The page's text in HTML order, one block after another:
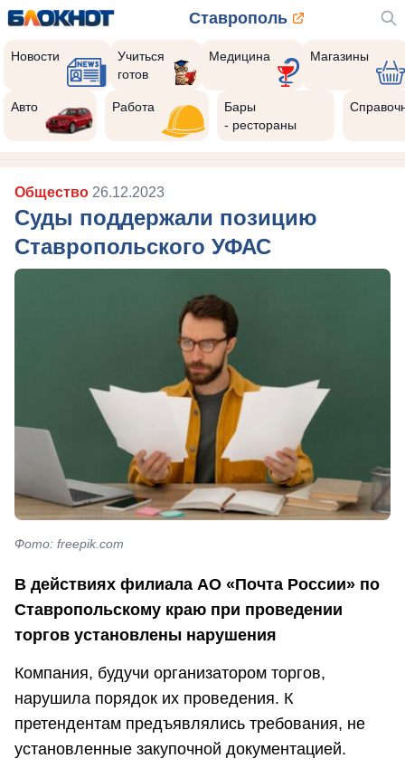
Ставрополь
Новости
Учиться
готов
Медицина Магазины
Авто Работа
Бары
- рестораны
Общество 26.12.2023
Суды поддержали позицию
Ставропольского УФАС
Фото: freepik.com
В действиях филиала АО «Почта России» по
Ставропольскому краю при проведении
торгов установлены нарушения
Компания, будучи организатором торгов,
нарушила порядок их проведения. К
претендентам предъявлялись требования, не
установленные закупочной документацией.